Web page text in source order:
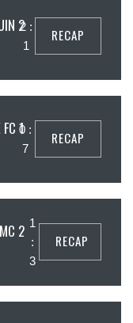
2
2 :
1
RECAP
1
0 :
7
RECAP
2 1
:
3
RECAP